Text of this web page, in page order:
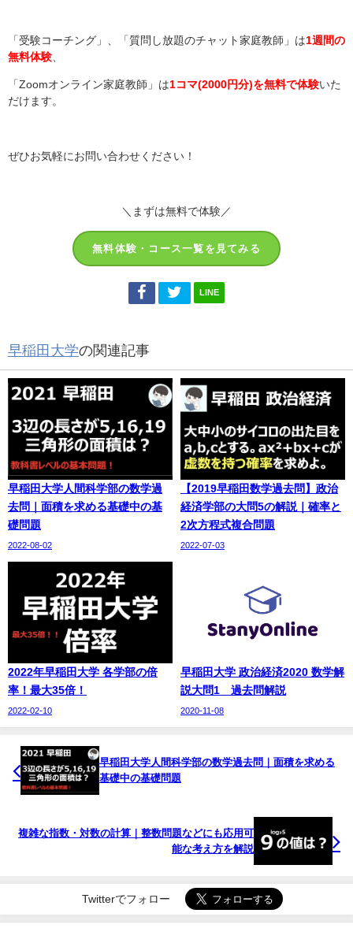
「受験コーチング」、「質問し放題のチャット家庭教師」は1週間の
無料体験
「Zoomオンライン家庭教師」は1コマ(2000円分)を無料で体験いた
だけます。
ぜひお気軽にお問い合わせください！
＼まずは無料で体験／
無料体験・コース一覧を見てみる
LINE
早稲田大学の関連記事
早稲田大学人間科学部の数学過
去問｜面積を求める基礎中の基
礎問題
2022-08-02
【2019早稲田数学過去問】政治
経済学部の大問5の解説｜確率と
2次方程式複合問題
2022-07-03
2022年早稲田大学 各学部の倍
率！最大35倍！
2022-02-10
早稲田大学 政治経済2020 数学解
説大問1 過去問解説
2020-11-08
早稲田大学人間科学部の数学過去問｜面積を求める
基礎中の基礎問題
複雑な指数・対数の計算｜整数問題などにも応用可
能な考え方を解説
Twitterでフォロー